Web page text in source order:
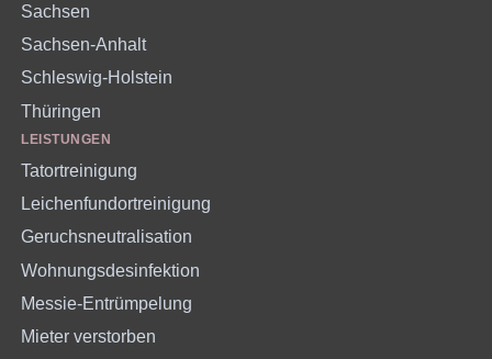
Sachsen
Sachsen-Anhalt
Schleswig-Holstein
Thüringen
LEISTUNGEN
Tatortreinigung
Leichenfundortreinigung
Geruchsneutralisation
Wohnungsdesinfektion
Messie-Entrümpelung
Mieter verstorben